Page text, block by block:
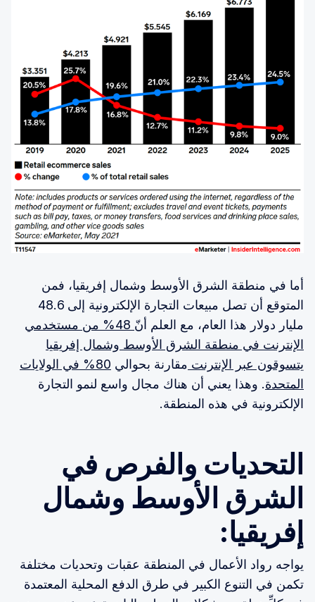
أما في منطقة الشرق الأوسط وشمال إفريقيا، فمن
المتوقع أن تصل مبيعات التجارة الإلكترونية إلى 48.6
مليار دولار هذا العام، مع العلم أنّ
48% من مستخدمي
الإنترنت في منطقة الشرق الأوسط وشمال إفريقيا
يتسوقون عبر الإنترنت مقارنة بحوالي
80% في الولايات
المتحدة. وهذا يعني أن هناك مجال واسع لنمو التجارة
الإلكترونية في هذه المنطقة.
التحديات والفرص في
الشرق الأوسط وشمال
إفريقيا:
يواجه رواد الأعمال في المنطقة عقبات وتحديات مختلفة
تكمن في التنوع الكبير في طرق الدفع المحلية المعتمدة